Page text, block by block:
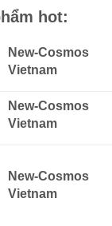
hot:
New-Cosmos
Vietnam
New-Cosmos
Vietnam
New-Cosmos
Vietnam